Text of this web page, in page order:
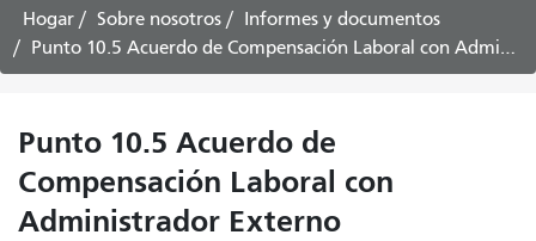
Hogar Sobre nosotros
Informes y documentos
Punto 10.5 Acuerdo de Compensación Laboral con Administrador Externo
Punto 10.5 Acuerdo de
Compensación Laboral con
Administrador Externo